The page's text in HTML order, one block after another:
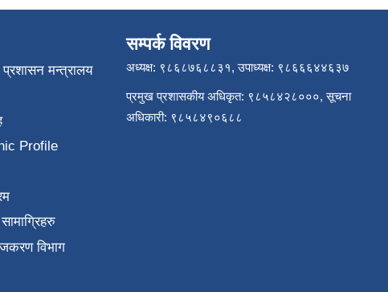
प्रशासन मन्त्रालय
Profile
विभाग
सम्पर्क विवरण
अध्यक्ष: ९८६८७६८८३१, उपाध्यक्ष: ९८६६६४४६३७
प्रमुख प्रशासकीय अधिकृत: ९८५८४२८०००, सूचना
अधिकारी: ९८५८४९०६८८